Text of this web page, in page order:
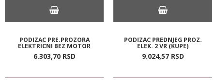
PODIZAC PRE.PROZORA
ELEKTRICNI BEZ MOTOR
6.303,70 RSD
PODIZAC PREDNJEG PROZ.
ELEK. 2 VR (KUPE)
9.024,57 RSD